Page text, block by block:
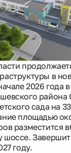
в
2026 года
района
сада на
площадью
разместится
году.